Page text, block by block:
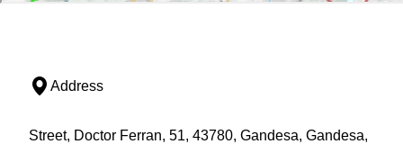
Address
Street, Doctor Ferran, 51, 43780, Gandesa, Gandesa,